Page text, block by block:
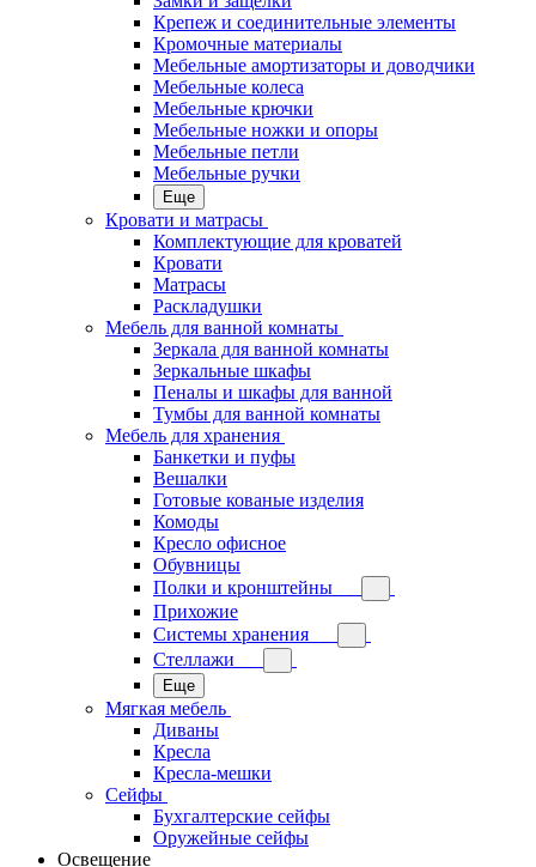
Крепеж и соединительные элементы
Кромочные материалы
Мебельные амортизаторы и доводчики
Мебельные колеса
Мебельные крючки
Мебельные ножки и опоры
Мебельные петли
Мебельные ручки
Еще
Кровати и матрасы
Комплектующие для кроватей
Кровати
Матрасы
Раскладушки
Мебель для ванной комнаты
Зеркала для ванной комнаты
Зеркальные шкафы
Пеналы и шкафы для ванной
Тумбы для ванной комнаты
Мебель для хранения
Банкетки и пуфы
Вешалки
Готовые кованые изделия
Комоды
Кресло офисное
Обувницы
Полки и кронштейны
Прихожие
Системы хранения
Стеллажи
Еще
Мягкая мебель
Диваны
Кресла
Кресла-мешки
Сейфы
Бухгалтерские сейфы
Оружейные сейфы
Освещение